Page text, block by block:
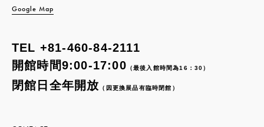
Google Map
TEL +81-460-84-2111
開館時間9:00-17:00 （最後入館時間為16：30）
閉館日全年開放 （因更換展品有臨時閉館）